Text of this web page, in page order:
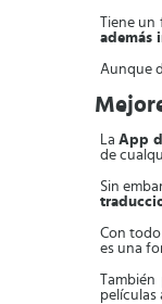
Tiene
además
Aunque
LaApp
de
Sin
Con
es una
películas